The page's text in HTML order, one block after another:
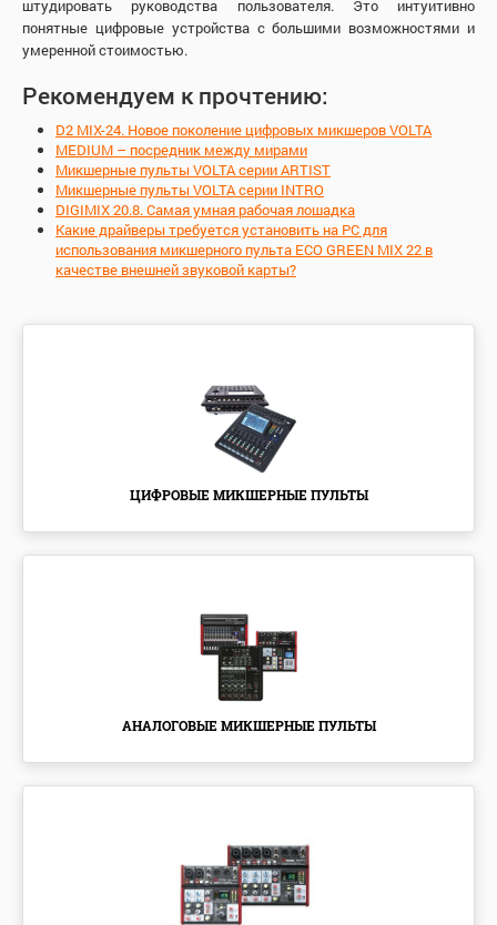
штудировать руководства пользователя. Это интуитивно
понятные цифровые устройства с большими возможностями и
умеренной стоимостью.
Рекомендуем к прочтению:
D2 MIX-24. Новое поколение цифровых микшеров VOLTA
MEDIUM – посредник между мирами
Микшерные пульты VOLTA серии ARTIST
Микшерные пульты VOLTA серии INTRO
DIGIMIX 20.8. Самая умная рабочая лошадка
Какие драйверы требуется установить на РС для
использования микшерного пульта ЕСО GREEN MIX 22 в
качестве внешней звуковой карты?
ЦИФРОВЫЕ МИКШЕРНЫЕ ПУЛЬТЫ
АНАЛОГОВЫЕ МИКШЕРНЫЕ ПУЛЬТЫ